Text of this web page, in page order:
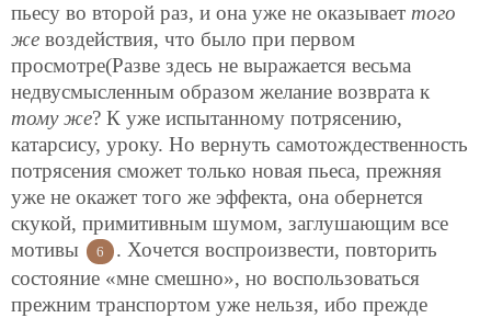
пьесу во второй раз, и она уже не оказывает того
же воздействия, что было при первом
просмотре(Разве здесь не выражается весьма
недвусмысленным образом желание возврата к
тому же? К уже испытанному потрясению,
катарсису, уроку. Но вернуть самотождественность
потрясения сможет только новая пьеса, прежняя
уже не окажет того же эффекта, она обернется
скукой, примитивным шумом, заглушающим все
мотивы
6
. Хочется воспроизвести, повторить
состояние «мне смешно», но воспользоваться
прежним транспортом уже нельзя, ибо прежде